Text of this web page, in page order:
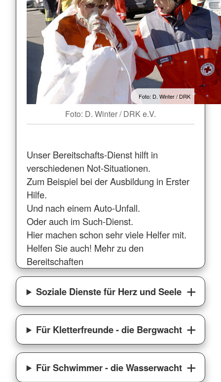
Foto: D. Winter / DRK
Foto: D. Winter / DRK e.V.
Unser Bereitschafts-Dienst hilft in
verschiedenen Not-Situationen.
Zum Beispiel bei der Ausbildung in Erster
Hilfe.
Und nach einem Auto-Unfall.
Oder auch im Such-Dienst.
Hier machen schon sehr viele Helfer mit.
Helfen Sie auch! Mehr zu den
Bereitschaften
Soziale Dienste für Herz und Seele
Für Kletterfreunde - die Bergwacht
Für Schwimmer - die Wasserwacht